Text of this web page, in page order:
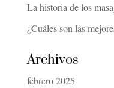
La historia de los
¿Cuáles son las
Archivos
febrero 2025